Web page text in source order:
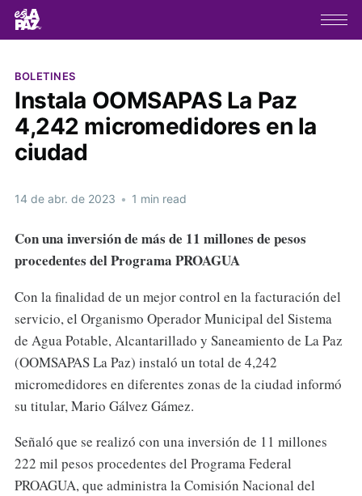
BOLETINES
Instala OOMSAPAS La Paz
4,242 micromedidores en la
ciudad
14 de abr. de 2023 • 1 min read
Con una inversión de más de 11 millones de pesos
procedentes del Programa PROAGUA
Con la finalidad de un mejor control en la facturación del
servicio, el Organismo Operador Municipal del Sistema
de Agua Potable, Alcantarillado y Saneamiento de La Paz
(OOMSAPAS La Paz) instaló un total de 4,242
micromedidores en diferentes zonas de la ciudad informó
su titular, Mario Gálvez Gámez.
Señaló que se realizó con una inversión de 11 millones
222 mil pesos procedentes del Programa Federal
PROAGUA, que administra la Comisión Nacional del